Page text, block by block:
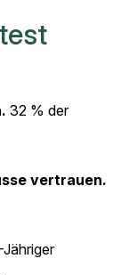
32 % der
vertrauen.
Jähriger